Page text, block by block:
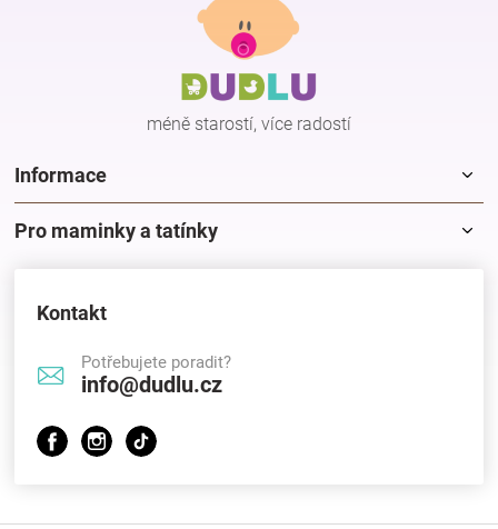
méně starostí, více radostí
Informace
Pro maminky a tatínky
Kontakt
Potřebujete poradit?
info@dudlu.cz